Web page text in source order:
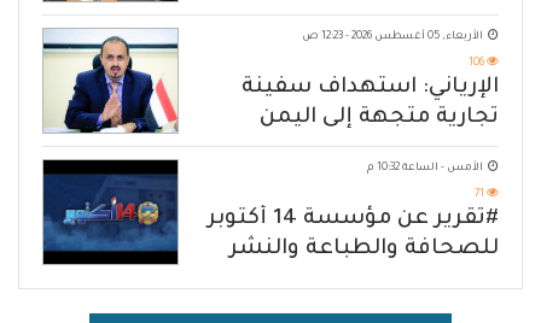
الأربعاء, 05 أغسطس 2026 - 12:23 ص
106
الإرياني: استهداف سفينة
تجارية متجهة إلى اليمن
يكشف حصار الحوثي للشعب
الأمس - الساعة 10:32 م
71
#تقرير عن مؤسسة 14 أكتوبر
للصحافة والطباعة والنشر